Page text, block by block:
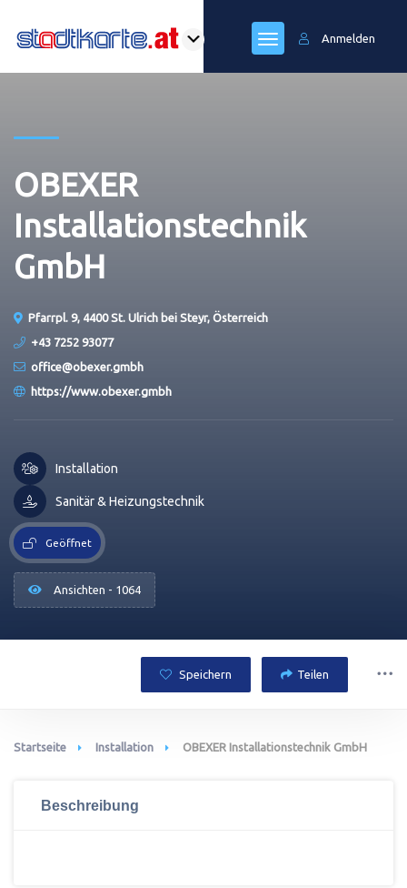
Anmelden
OBEXER
Installationstechnik
GmbH
Pfarrpl. 9, 4400 St. Ulrich bei Steyr, Österreich
+43 7252 93077
office@obexer.gmbh
https://www.obexer.gmbh
Installation
Sanitär & Heizungstechnik
Geöffnet
Ansichten - 1064
Speichern Teilen
Startseite Installation OBEXER Installationstechnik GmbH
Beschreibung